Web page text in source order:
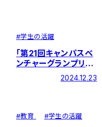
#学生の活躍
「第21回キャンパスベ
ンチャーグランプリ東
京大会」で経済学部の
増井淳ゼミが奨励賞
2024.12.23
#教育 #学生の活躍